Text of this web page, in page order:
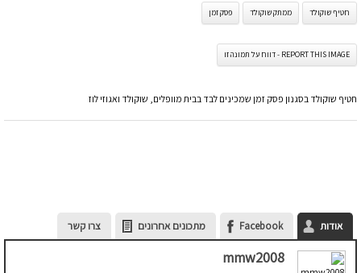
חטיף שוקולד ממתק שוקולד פסק זמן
REPORT THIS IMAGE - דווח על תמונה זו
חטיף שוקולד בסגנון פסק זמן שמכינים לבד בבית מוופלים, שוקולד ואגוזי לוז
אודות Facebook מתכונים אחרונים צרו קשר
mmw2008